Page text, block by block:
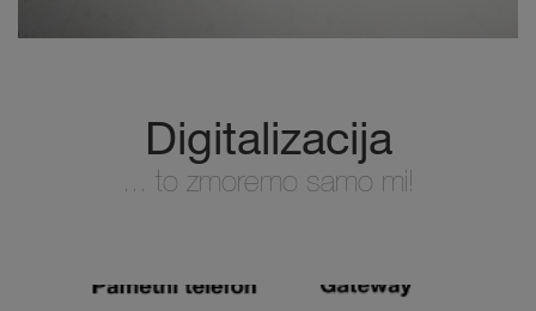
Digitalizacija
... to zmoremo samo mi!